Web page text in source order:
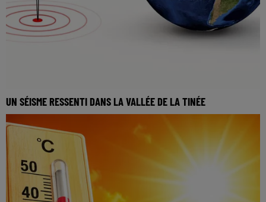
UN SÉISME RESSENTI DANS LA VALLÉE DE LA TINÉE